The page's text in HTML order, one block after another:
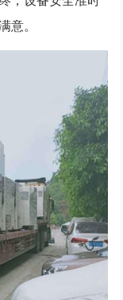
意。